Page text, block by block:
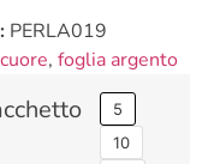
PERLA019
cuore, foglia argento
5
10